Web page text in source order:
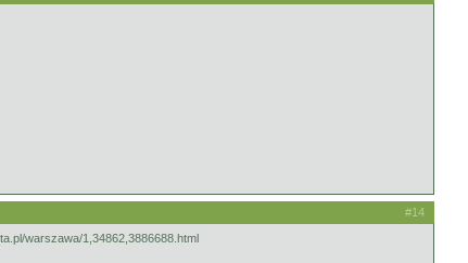
#14
warszawa/1,34862,3886688.html